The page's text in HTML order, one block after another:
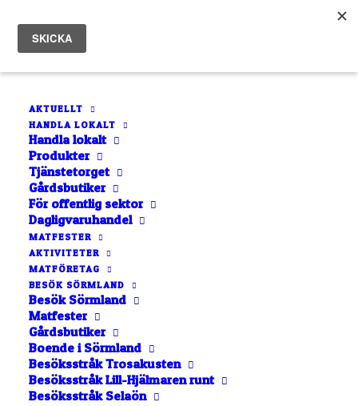
AKTUELLT
HANDLA LOKALT
Handla lokalt
Produkter
Tjänstetorget
Gårdsbutiker
För offentlig sektor
Dagligvaruhandel
MATFESTER
AKTIVITETER
MATFÖRETAG
BESÖK SÖRMLAND
Besök Sörmland
Matfester
Gårdsbutiker
Boende i Sörmland
Besöksstråk Trosakusten
Besöksstråk Lill-Hjälmaren runt
Besöksstråk Selaön
bipollen